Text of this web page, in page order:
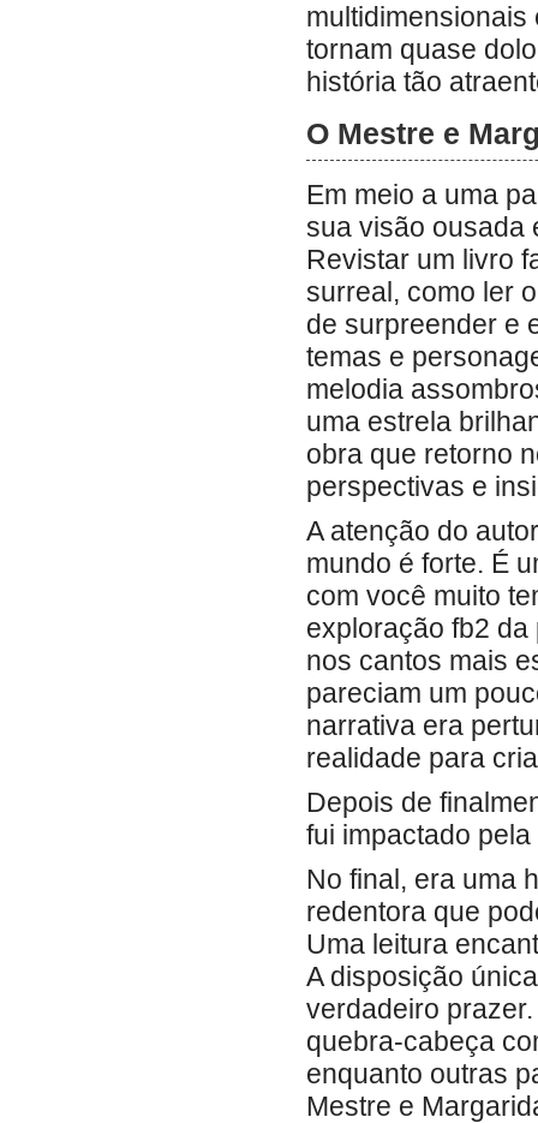
tornam quase
história tão
O Mestre e
Em meio a uma
sua visão ousada
Revistar um livro
surreal, como ler
de surpreender e
temas e
melodia
uma estrela
obra que retorno
perspectivas e
A atenção do
mundo é forte. É
com você muito
exploração fb2
nos cantos mais
pareciam um
narrativa era
realidade para
Depois de
fui impactado
No final, era uma
redentora que
Uma leitura
A disposição
verdadeiro
quebra-cabeça
enquanto outras
Mestre e